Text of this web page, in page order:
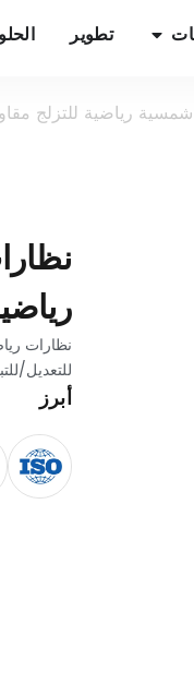
تطوير
رياضية للتزلج
نظارات
للتعديل/
أبرز